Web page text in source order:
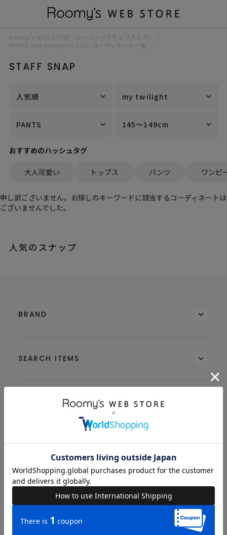
Roomy’s WEB STORE（ルーミィーズウェブストア）
PANTS（my twilightパンツ）コーディネート一覧
STAFF SNAP
人気順 my twilight
PANTS 145～149cm
おすすめのハッシュタグ
大人可愛い トップス パンツ ワンピ
申し訳ございません。お探しのキーワードに該当するコーディネートは
ございませんでした。
人気のスナップ
BRAND
SEARCH ITEMS
GUIDE & HELP